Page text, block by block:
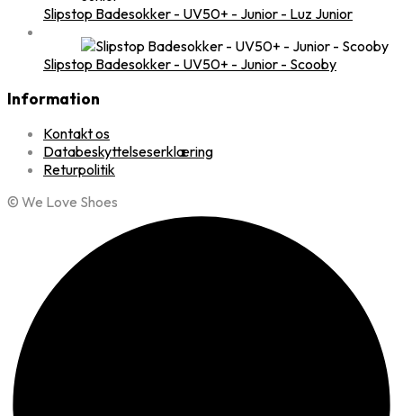
Slipstop Badesokker - UV50+ - Junior - Luz Junior
Slipstop Badesokker - UV50+ - Junior - Scooby
Information
Kontakt os
Databeskyttelseserklæring
Returpolitik
© We Love Shoes